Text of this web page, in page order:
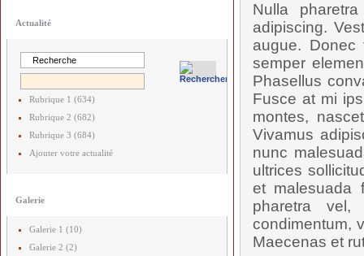
Actualité
Rubrique 1 (634)
Rubrique 2 (682)
Rubrique 3 (684)
Ajouter votre actualité
Galerie
Galerie 1 (10)
Galerie 2 (2)
Nulla
adipiscing.
augue. Donec
semper
Phasellus
Fusce at mi
montes,
Vivamus
nunc
ultrices
et malesuada
pharetra
condimentum,
Maecenas et